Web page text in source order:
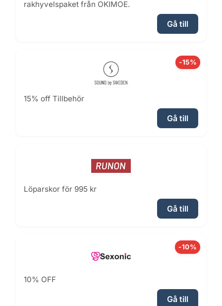
rakhyvelspaket från OKIMOE.
Gå till
-15%
15% off Tillbehör
Gå till
Löparskor för 995 kr
Gå till
-10%
10% OFF
Gå till